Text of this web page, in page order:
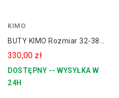
KIMO
BUTY KIMO Rozmiar 32-38
Dla Dziecka CROSS / QUAD
BIAŁE
330,00 zł
DOSTĘPNY -- WYSYŁKA W
24H